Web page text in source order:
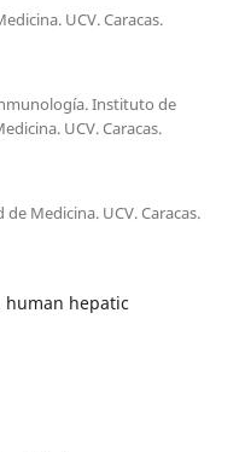
UCV. Caracas.
Instituto de
UCV. Caracas.
Medicina. UCV. Caracas.
human hepatic